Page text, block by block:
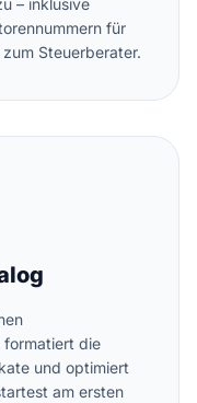
– inklusive
für
Steuerberater.
formatiert die
und optimiert
am ersten